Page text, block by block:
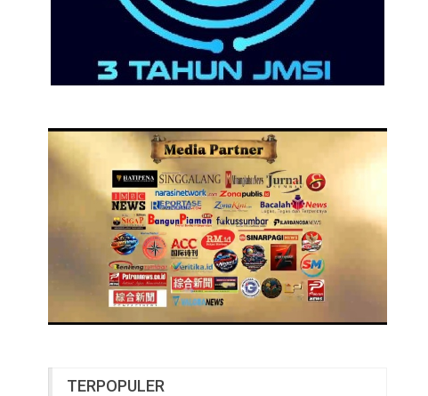
TERPOPULER